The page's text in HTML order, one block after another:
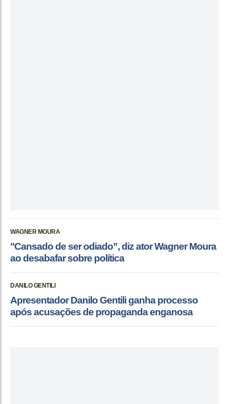
WAGNER MOURA
"Cansado de ser odiado”, diz ator Wagner Moura
ao desabafar sobre política
DANILO GENTILI
Apresentador Danilo Gentili ganha processo
após acusações de propaganda enganosa